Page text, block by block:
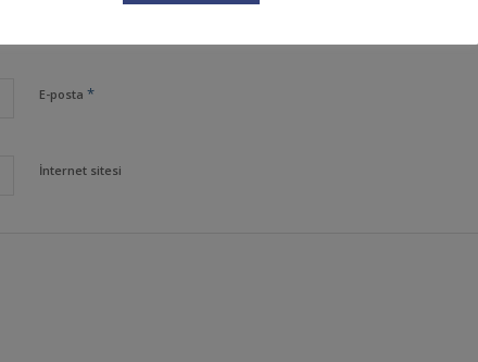
E-posta *
İnternet sitesi